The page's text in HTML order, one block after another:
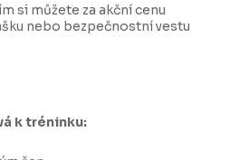
si můžete za akční cenu
nebo bezpečnostní vestu
k tréninku: